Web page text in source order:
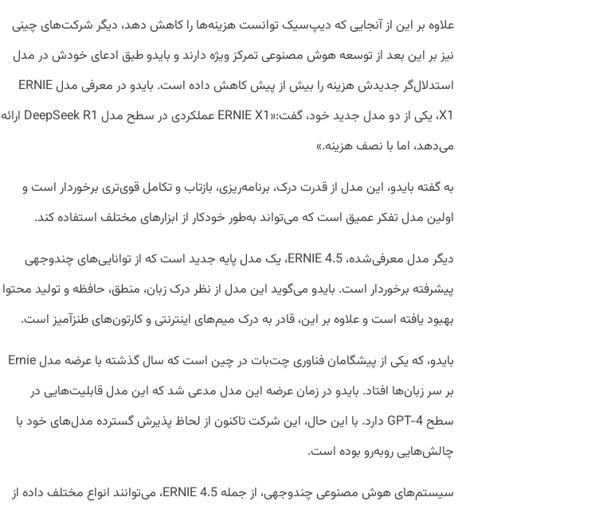
علاوه بر این از آنجایی که دیپ‌سیک توانست هزینه‌ها را کاهش دهد، دیگر شرکت‌های چینی
نیز بر این بعد از توسعه هوش مصنوعی تمرکز ویژه دارند و بایدو طبق ادعای خودش در مدل
استدلال‌گر جدیدش هزینه را بیش از پیش کاهش داده است. بایدو در معرفی مدل ERNIE
X1، یکی از دو مدل جدید خود، گفت:«ERNIE X1 عملکردی در سطح مدل DeepSeek R1 ارائه
می‌دهد، اما با نصف هزینه.»
به گفته بایدو، این مدل از قدرت درک، برنامه‌ریزی، بازتاب و تکامل قوی‌تری برخوردار است و
اولین مدل تفکر عمیق است که می‌تواند به‌طور خودکار از ابزارهای مختلف استفاده کند.
دیگر مدل معرفی‌شده، ERNIE 4.5، یک مدل پایه جدید است که از توانایی‌های چندوجهی
پیشرفته برخوردار است. بایدو می‌گوید این مدل از نظر درک زبان، منطق، حافظه و تولید محتوا
بهبود یافته است و علاوه بر این، قادر به درک میم‌های اینترنتی و کارتون‌های طنزآمیز است.
بایدو، که یکی از پیشگامان فناوری چت‌بات در چین است که سال گذشته با عرضه مدل Ernie
بر سر زبان‌ها افتاد. بایدو در زمان عرضه این مدل مدعی شد که این مدل قابلیت‌هایی در
سطح GPT-4 دارد. با این حال، این شرکت تاکنون از لحاظ پذیرش گسترده مدل‌های خود با
چالش‌هایی روبه‌رو بوده است.
سیستم‌های هوش مصنوعی چندوجهی، از جمله ERNIE 4.5، می‌توانند انواع مختلف داده از